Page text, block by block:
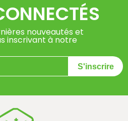
nouveautés et
inscrivant à notre
S'inscrire